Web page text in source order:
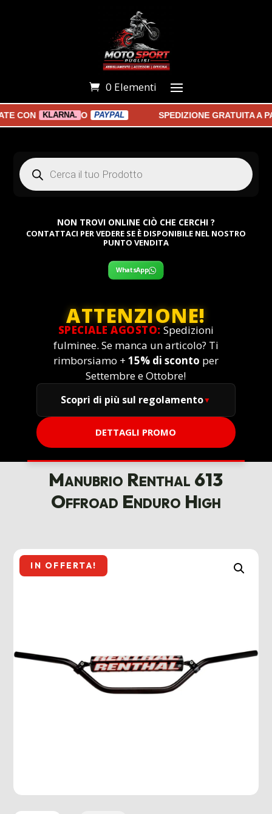
0 Elementi
KLARNA. O PAYPAL SPEDIZIONE GRATUITA A
Products
search
NON TROVI ONLINE CIÒ CHE CERCHI ?
CONTATTACI PER VEDERE SE È DISPONIBILE NEL NOSTRO
PUNTO VENDITA
WhatsApp
ATTENZIONE!
SPECIALE AGOSTO: Spedizioni
fulminee. Se manca un articolo? Ti
rimborsiamo + 15% di sconto per
Settembre e Ottobre!
Scopri di più sul regolamento
DETTAGLI PROMO
Manubrio Renthal 613
Offroad Enduro High
IN OFFERTA!